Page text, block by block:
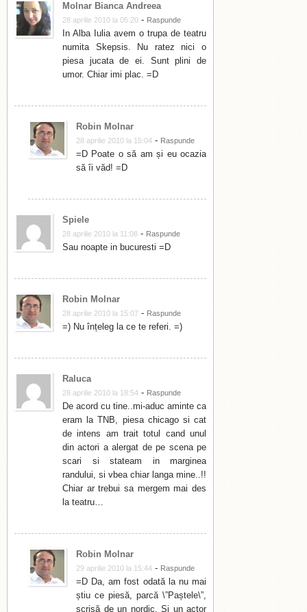
Molnar Bianca Andreea
28 aprilie 2010 la 05:20 - Raspunde
In Alba Iulia avem o trupa de teatru
numita Skepsis. Nu ratez nici o
piesa jucata de ei. Sunt plini de
umor. Chiar imi plac. =D
Robin Molnar
28 aprilie 2010 la 15:04 - Raspunde
=D Poate o să am și eu ocazia
să îi văd! =D
Spiele
28 aprilie 2010 la 11:08 - Raspunde
Sau noapte in bucuresti =D
Robin Molnar
28 aprilie 2010 la 15:07 - Raspunde
=) Nu înțeleg la ce te referi. =)
Raluca
28 aprilie 2010 la 18:54 - Raspunde
De acord cu tine..mi-aduc aminte ca
eram la TNB, piesa chicago si cat
de intens am trait totul cand unul
din actori a alergat de pe scena pe
scari si stateam in marginea
randului, si vbea chiar langa mine..!!
Chiar ar trebui sa mergem mai des
la teatru…
Robin Molnar
29 aprilie 2010 la 15:44 - Raspunde
=D Da, am fost odată la nu mai
știu ce piesă, parcă \”Paștele\”,
scrisă de un nordic. Și un actor